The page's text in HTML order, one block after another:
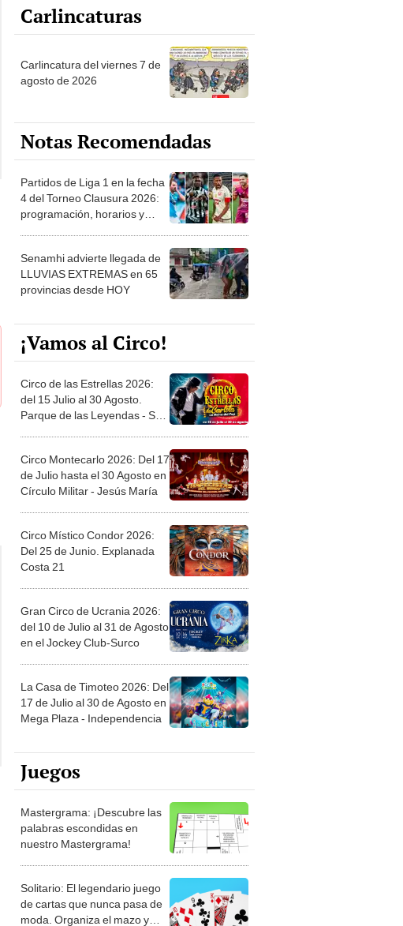
Carlincaturas
Carlincatura del viernes 7 de
agosto de 2026
Notas Recomendadas
Partidos de Liga 1 en la fecha
4 del Torneo Clausura 2026:
programación, horarios y
Senamhi advierte llegada de
LLUVIAS EXTREMAS en 65
provincias desde HOY
¡Vamos al Circo!
Circo de las Estrellas 2026:
del 15 Julio al 30 Agosto.
Parque de las Leyendas - San
Circo Montecarlo 2026: Del 17
de Julio hasta el 30 Agosto en
Círculo Militar - Jesús María
Circo Místico Condor 2026:
Del 25 de Junio. Explanada
Costa 21
Gran Circo de Ucrania 2026:
del 10 de Julio al 31 de Agosto
en el Jockey Club-Surco
La Casa de Timoteo 2026: Del
17 de Julio al 30 de Agosto en
Mega Plaza - Independencia
Juegos
Mastergrama: ¡Descubre las
palabras escondidas en
nuestro Mastergrama!
Solitario: El legendario juego
de cartas que nunca pasa de
moda. Organiza el mazo y